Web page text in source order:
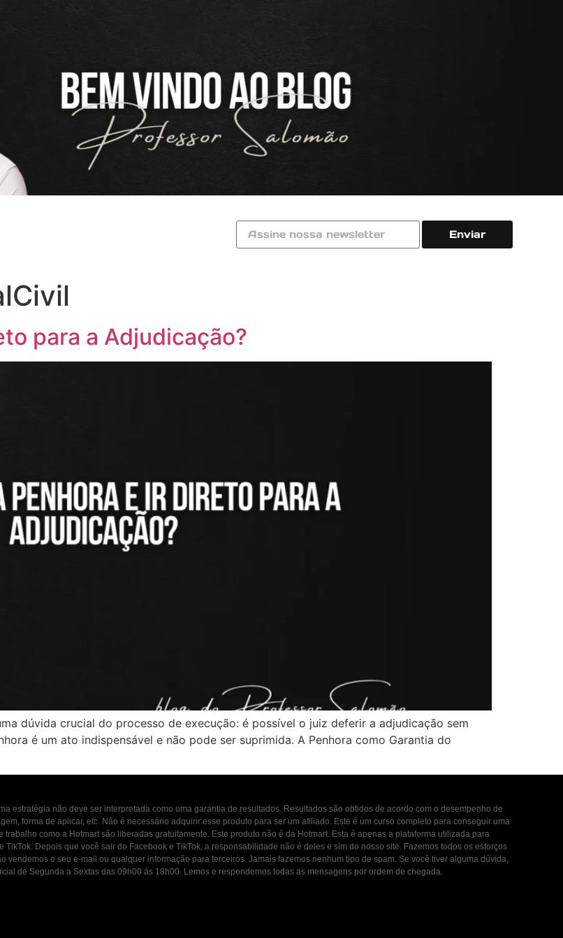
Enviar
para a Adjudicação?
dúvida crucial do processo de execução: é possível o juiz deferir a adjudicação sem
é um ato indispensável e não pode ser suprimida. A Penhora como Garantia do
estratégia não deve ser interpretada como uma garantia de resultados. Resultados são obtidos de acordo com o desempenho de
forma de aplicar, etc. Não é necessário adquirir esse produto para ser um afiliado. Este é um curso completo para conseguir uma
como a Hotmart são liberadas gratuitamente. Este produto não é da Hotmart. Esta é apenas a plataforma utilizada para
Depois que você sair do Facebook e TikTok, a responsabilidade não é deles e sim do nosso site. Fazemos todos os esforços
o seu e-mail ou qualquer informação para terceiros. Jamais fazemos nenhum tipo de spam. Se você tiver alguma dúvida,
de Segunda a Sextas das 09h00 ás 18h00. Lemos e respondemos todas as mensagens por ordem de chegada.